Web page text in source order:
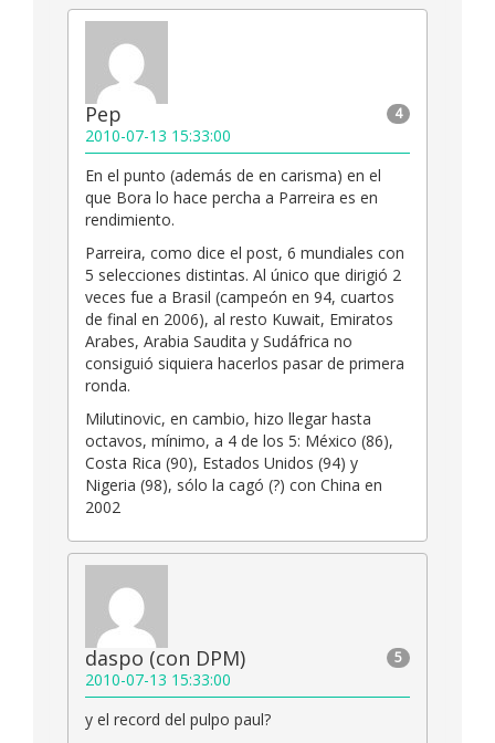
4
Pep
2010-07-13 15:33:00
En el punto (además de en carisma) en el
que Bora lo hace percha a Parreira es en
rendimiento.
Parreira, como dice el post, 6 mundiales con
5 selecciones distintas. Al único que dirigió 2
veces fue a Brasil (campeón en 94, cuartos
de final en 2006), al resto Kuwait, Emiratos
Arabes, Arabia Saudita y Sudáfrica no
consiguió siquiera hacerlos pasar de primera
ronda.
Milutinovic, en cambio, hizo llegar hasta
octavos, mínimo, a 4 de los 5: México (86),
Costa Rica (90), Estados Unidos (94) y
Nigeria (98), sólo la cagó (?) con China en
2002
5
daspo (con DPM)
2010-07-13 15:33:00
y el record del pulpo paul?